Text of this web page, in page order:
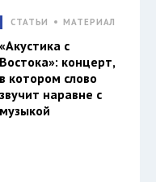
СТАТЬИ МАТЕРИАЛ
«Акустика с
Востока»: концерт,
в котором слово
звучит наравне с
музыкой